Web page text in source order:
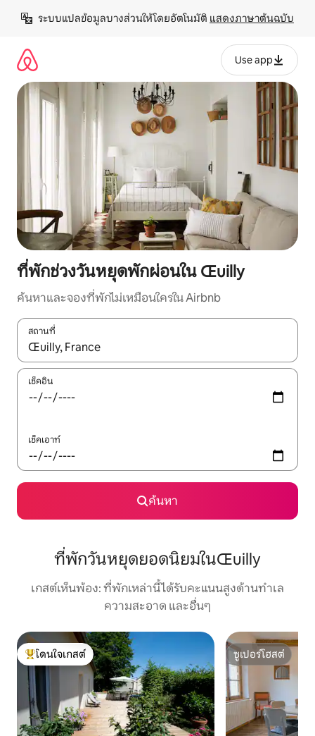
เนื้อหา
ระบบแปลข้อมูลบางส่วนให้โดยอัตโนมัติ แสดงภาษาต้นฉบับ
Use app
ที่พักช่วงวันหยุดพักผ่อนใน Œuilly
ค้นหาและจองที่พักไม่เหมือนใครใน Airbnb
สถานที่
ใช้ลูกศรขึ้นลง หรือใช้การสัมผัสหรือปัด เพื่อสำรวจผลการค้นหา
เช็คอิน
เช็คเอาท์
ค้นหา
ที่พักวันหยุดยอดนิยมในŒuilly
เกสต์เห็นพ้อง: ที่พักเหล่านี้ได้รับคะแนนสูงด้านทำเล
ความสะอาด และอื่นๆ
โดนใจเกสต์ที่สุด
โดนใจเกสต์
ซูเปอร์โฮสต์
ซูเปอร์โฮสต์